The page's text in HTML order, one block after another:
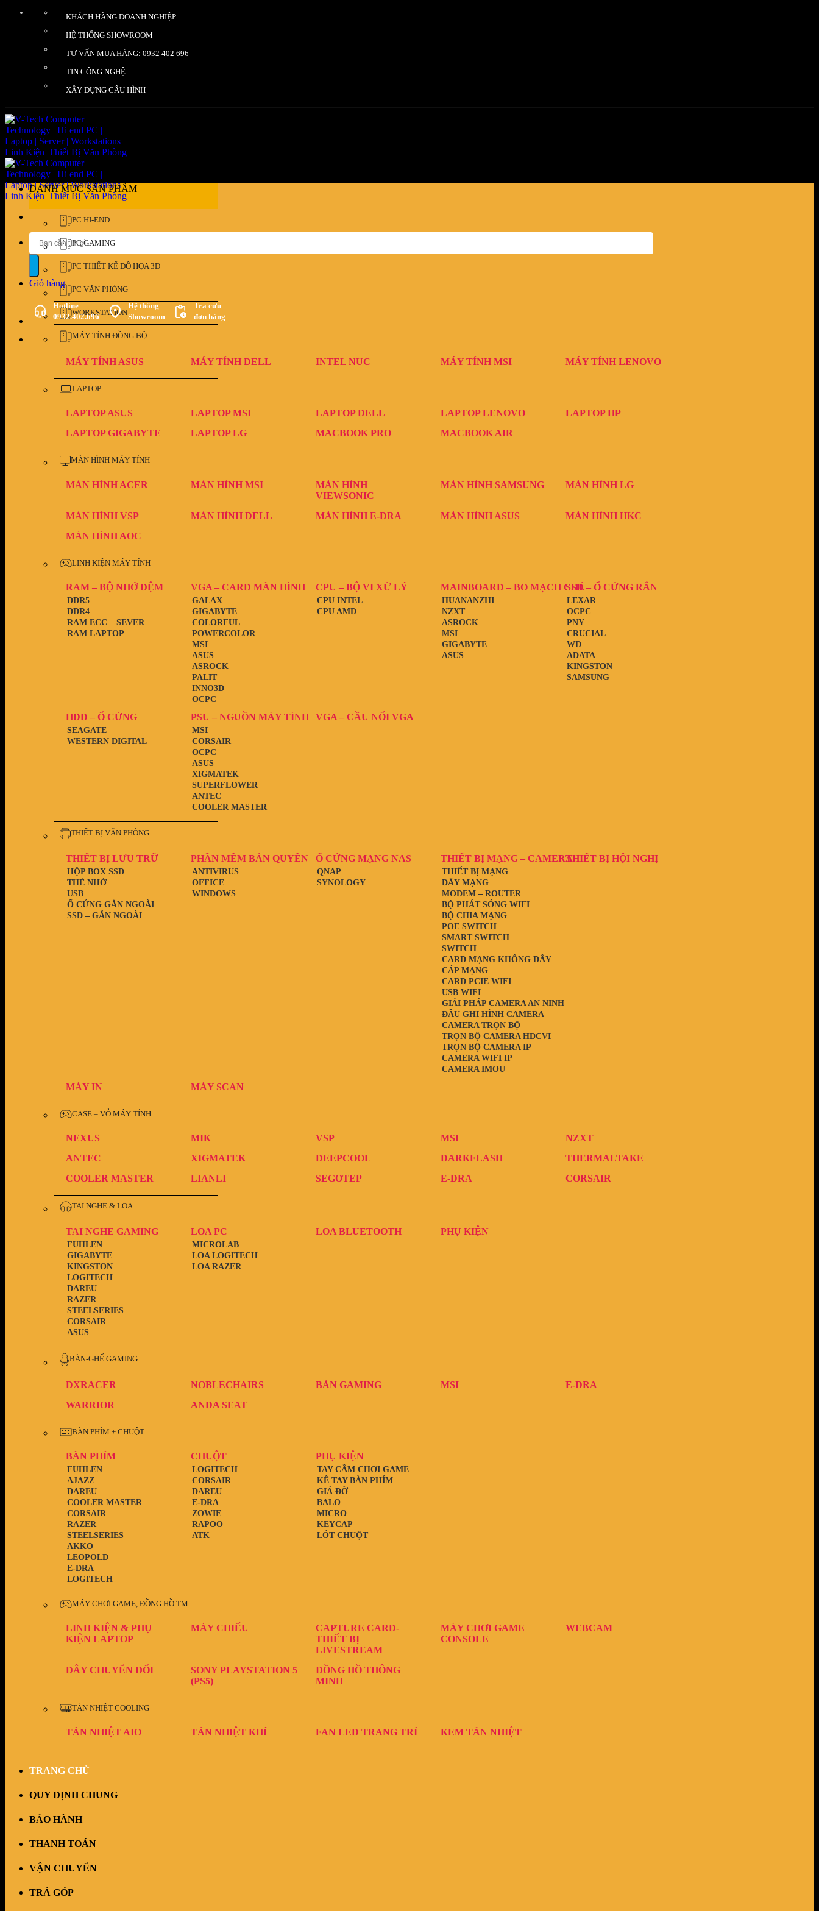
KHÁCH HÀNG DOANH NGHIỆP
HỆ THỐNG SHOWROOM
TƯ VẤN MUA HÀNG: 0932 402 696
TIN CÔNG NGHỆ
XÂY DỰNG CẤU HÌNH
Tìm
kiếm:
Giỏ hàng
Hotline
0932.402.696
Hệ thống
Showroom
Tra cứu
đơn hàng
DANH MỤC SẢN PHẨM
PC HI-END
PC GAMING
PC THIẾT KẾ ĐỒ HỌA 3D
PC VĂN PHÒNG
WORKSTATION
MÁY TÍNH ĐỒNG BỘ
MÁY TÍNH ASUS MÁY TÍNH DELL INTEL NUC MÁY TÍNH MSI MÁY TÍNH LENOVO
LAPTOP
LAPTOP ASUS LAPTOP MSI LAPTOP DELL LAPTOP LENOVO
LAPTOP HP
LAPTOP GIGABYTE
LAPTOP LG MACBOOK PRO MACBOOK AIR
MÀN HÌNH MÁY TÍNH
MÀN HÌNH ACER MÀN HÌNH MSI
MÀN HÌNH
VIEWSONIC
MÀN HÌNH SAMSUNG MÀN HÌNH LG
MÀN HÌNH VSP MÀN HÌNH DELL MÀN HÌNH E-DRA MÀN HÌNH ASUS
MÀN HÌNH HKC
MÀN HÌNH AOC
LINH KIỆN MÁY TÍNH
RAM – BỘ NHỚ ĐỆM
RAM LAPTOP
RAM ECC – SEVER
DDR4
DDR5
VGA – CARD MÀN HÌNH
OCPC
INNO3D
PALIT
ASROCK
ASUS
MSI
POWERCOLOR
COLORFUL
GIGABYTE
GALAX
CPU – BỘ VI XỬ LÝ
CPU AMD
CPU INTEL
MAINBOARD – BO MẠCH CHỦ
ASUS
GIGABYTE
MSI
ASROCK
NZXT
HUANANZHI
SSD – Ổ CỨNG RẮN
SAMSUNG
KINGSTON
ADATA
WD
CRUCIAL
PNY
OCPC
LEXAR
HDD – Ổ CỨNG
WESTERN DIGITAL
SEAGATE
PSU – NGUỒN MÁY TÍNH
COOLER MASTER
ANTEC
SUPERFLOWER
XIGMATEK
ASUS
OCPC
CORSAIR
MSI
VGA – CẦU NỐI VGA
THIẾT BỊ VĂN PHÒNG
THIẾT BỊ LƯU TRỮ
SSD – GẮN NGOÀI
Ổ CỨNG GẮN NGOÀI
USB
THẺ NHỚ
HỘP BOX SSD
PHẦN MỀM BẢN QUYỀN
WINDOWS
OFFICE
ANTIVIRUS
Ổ CỨNG MẠNG NAS
SYNOLOGY
QNAP
THIẾT BỊ MẠNG – CAMERA
GIẢI PHÁP CAMERA AN NINH
CAMERA WIFI IP
CAMERA IMOU
CAMERA TRỌN BỘ
TRỌN BỘ CAMERA IP
TRỌN BỘ CAMERA HDCVI
ĐẦU GHI HÌNH CAMERA
THIẾT BỊ MẠNG
CARD MẠNG KHÔNG DÂY
USB WIFI
CARD PCIE WIFI
CÁP MẠNG
BỘ CHIA MẠNG
SWITCH
SMART SWITCH
POE SWITCH
BỘ PHÁT SÓNG WIFI
MODEM – ROUTER
DÂY MẠNG
THIẾT BỊ HỘI NGHỊ
MÁY IN MÁY SCAN
CASE – VỎ MÁY TÍNH
NEXUS MIK VSP MSI
NZXT
ANTEC
XIGMATEK DEEPCOOL DARKFLASH
THERMALTAKE
COOLER MASTER
LIANLI SEGOTEP E-DRA CORSAIR
TAI NGHE & LOA
TAI NGHE GAMING
ASUS
CORSAIR
STEELSERIES
RAZER
DAREU
LOGITECH
KINGSTON
GIGABYTE
FUHLEN
LOA PC
LOA RAZER
LOA LOGITECH
MICROLAB
LOA BLUETOOTH PHỤ KIỆN
BÀN-GHẾ GAMING
DXRACER NOBLECHAIRS BÀN GAMING MSI
E-DRA
WARRIOR
ANDA SEAT
BÀN PHÍM + CHUỘT
BÀN PHÍM
LOGITECH
E-DRA
LEOPOLD
AKKO
STEELSERIES
RAZER
CORSAIR
COOLER MASTER
DAREU
AJAZZ
FUHLEN
CHUỘT
ATK
RAPOO
ZOWIE
E-DRA
DAREU
CORSAIR
LOGITECH
PHỤ KIỆN
LÓT CHUỘT
KEYCAP
MICRO
BALO
GIÁ ĐỠ
KÊ TAY BÀN PHÍM
TAY CẦM CHƠI GAME
MÁY CHƠI GAME, ĐỒNG HỒ TM
LINH KIỆN & PHỤ
KIỆN LAPTOP
MÁY CHIẾU
CAPTURE CARD-
THIẾT BỊ
LIVESTREAM
MÁY CHƠI GAME
CONSOLE
WEBCAM
DÂY CHUYỂN ĐỔI
SONY PLAYSTATION 5
(PS5)
ĐỒNG HỒ THÔNG
MINH
TẢN NHIỆT COOLING
TẢN NHIỆT AIO TẢN NHIỆT KHÍ FAN LED TRANG TRÍ KEM TẢN NHIỆT
TRANG CHỦ
QUY ĐỊNH CHUNG
BẢO HÀNH
THANH TOÁN
VẬN CHUYỂN
TRẢ GÓP